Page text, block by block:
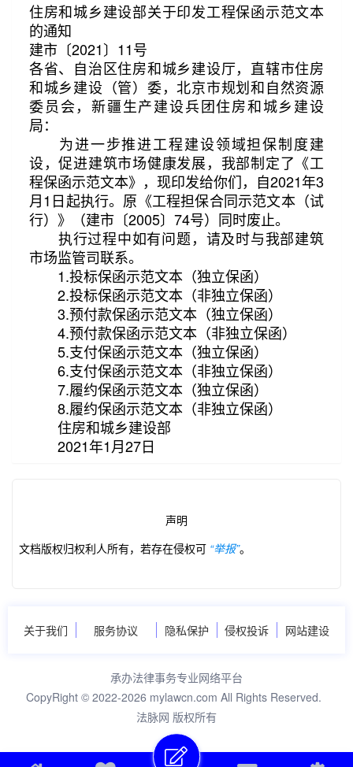
第2/3页
已经到底啦~
住房和城乡建设部关于印发工程保函示范文本
的通知
建市〔2021〕11号
各省、自治区住房和城乡建设厅，直辖市住房
和城乡建设（管）委，北京市规划和自然资源
委员会，新疆生产建设兵团住房和城乡建设
局：
为进一步推进工程建设领域担保制度建
设，促进建筑市场健康发展，我部制定了《工
程保函示范文本》，现印发给你们，自2021年3
月1日起执行。原《工程担保合同示范文本（试
行）》（建市〔2005〕74号）同时废止。
执行过程中如有问题，请及时与我部建筑
市场监管司联系。
1.投标保函示范文本（独立保函）
2.投标保函示范文本（非独立保函）
3.预付款保函示范文本（独立保函）
4.预付款保函示范文本（非独立保函）
5.支付保函示范文本（独立保函）
6.支付保函示范文本（非独立保函）
7.履约保函示范文本（独立保函）
8.履约保函示范文本（非独立保函）
住房和城乡建设部
2021年1月27日
声明
文档版权归权利人所有，若存在侵权可 “举报”。
关于我们 服务协议 隐私保护 侵权投诉 网站建设
承办法律事务专业网络平台
CopyRight © 2022-2026 mylawcn.com All Rights Reserved.
法脉网 版权所有